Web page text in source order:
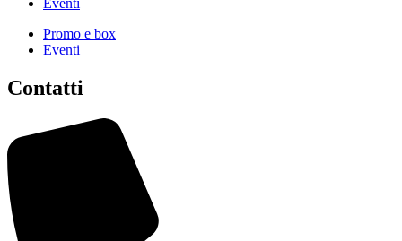
Eventi
Promo e box
Eventi
Contatti